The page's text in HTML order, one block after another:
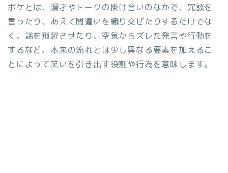
ボケとは、漫才やトークの掛け合いのなかで、冗談を
言ったり、あえて間違いを織り交ぜたりするだけでな
く、話を飛躍させたり、空気からズレた発言や行動を
するなど、本来の流れとは少し異なる要素を加えるこ
とによって笑いを引き出す役割や行為を意味します。